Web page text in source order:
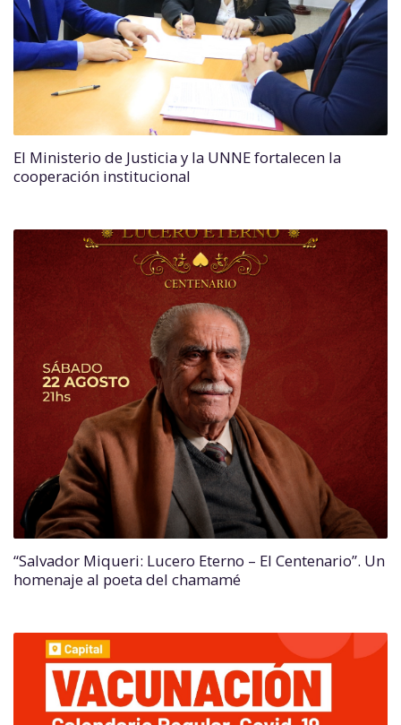
El Ministerio de Justicia y la UNNE fortalecen la
cooperación institucional
“Salvador Miqueri: Lucero Eterno – El Centenario”. Un
homenaje al poeta del chamamé